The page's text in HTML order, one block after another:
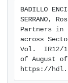
BADILLO
SERRANO,
Partners in
across
Vol.  IR12/
of August
https://